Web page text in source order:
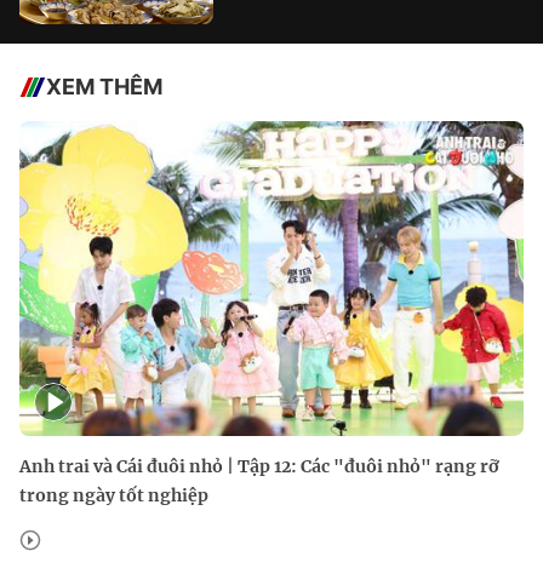
XEM THÊM
Anh trai và Cái đuôi nhỏ | Tập 12: Các "đuôi nhỏ" rạng rỡ
trong ngày tốt nghiệp